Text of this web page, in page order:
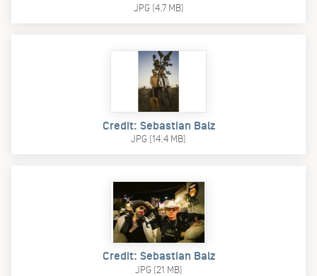
JPG (4.7 MB)
Credit: Sebastian Balz
JPG (14.4 MB)
Credit: Sebastian Balz
JPG (21 MB)